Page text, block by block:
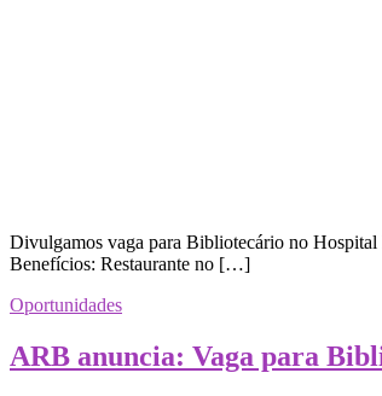
Divulgamos vaga para Bibliotecário no
Benefícios: Restaurante no […]
Oportunidades
ARB anuncia: Vaga para